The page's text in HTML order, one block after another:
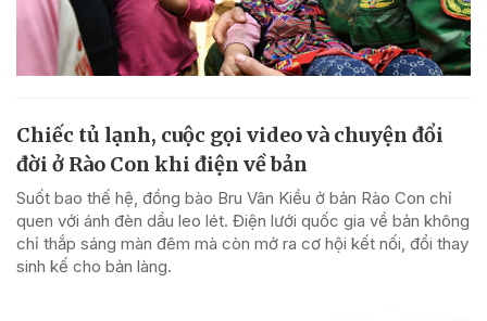
Chiếc tủ lạnh, cuộc gọi video và chuyện đổi
đời ở Rào Con khi điện về bản
Suốt bao thế hệ, đồng bào Bru Vân Kiều ở bản Rào Con chỉ
quen với ánh đèn dầu leo lét. Điện lưới quốc gia về bản không
chỉ thắp sáng màn đêm mà còn mở ra cơ hội kết nối, đổi thay
sinh kế cho bản làng.